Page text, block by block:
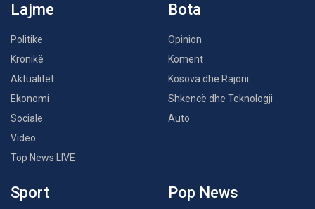
Lajme
Politikë
Kronikë
Aktualitet
Ekonomi
Sociale
Video
Top News LIVE
Bota
Opinion
Koment
Kosova dhe Rajoni
Shkencë dhe Teknologji
Auto
Sport Pop News